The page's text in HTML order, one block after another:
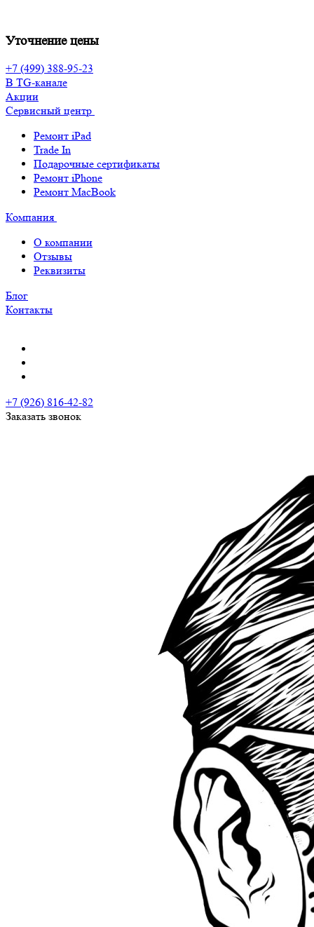
Уточнение цены
+7 (499) 388-95-23
В TG-канале
Акции
Сервисный центр
Ремонт iPad
Trade In
Подарочные сертификаты
Ремонт iPhone
Ремонт MacBook
Компания
О компании
Отзывы
Реквизиты
Блог
Контакты
+7 (926) 816-42-82
Заказать звонок